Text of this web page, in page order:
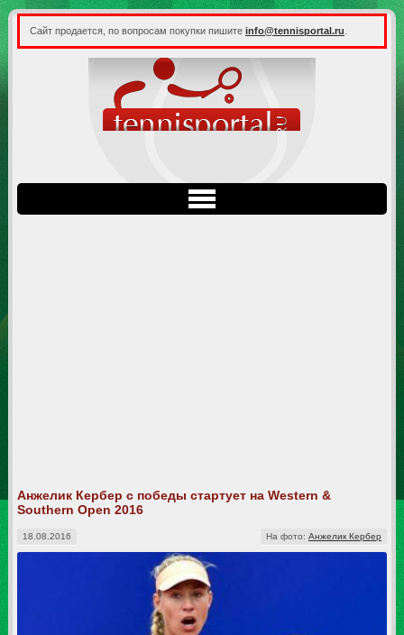
Сайт продается, по вопросам покупки пишите info@tennisportal.ru
Анжелик Кербер с победы стартует на Western &
Southern Open 2016
На фото:Анжелик Кербер
18.08.2016